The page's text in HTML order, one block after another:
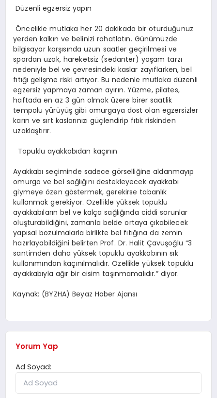
Düzenli egzersiz yapın
Öncelikle mutlaka her 20 dakikada bir oturduğunuz
yerden kalkın ve belinizi rahatlatın. Günümüzde
bilgisayar karşısında uzun saatler geçirilmesi ve
spordan uzak, hareketsiz (sedanter) yaşam tarzı
nedeniyle bel ve çevresindeki kaslar zayıflarken, bel
fıtığı gelişme riski artıyor. Bu nedenle mutlaka düzenli
egzersiz yapmaya zaman ayırın. Yüzme, pilates,
haftada en az 3 gün olmak üzere birer saatlik
tempolu yürüyüş gibi omurgaya dost olan egzersizler
karın ve sırt kaslarınızı güçlendirip fıtık riskinden
uzaklaştırır.
Topuklu ayakkabıdan kaçının
Ayakkabı seçiminde sadece görselliğine aldanmayıp
omurga ve bel sağlığını destekleyecek ayakkabı
giymeye özen göstermek, gerekirse tabanlık
kullanmak gerekiyor. Özellikle yüksek topuklu
ayakkabıların bel ve kalça sağlığında ciddi sorunlar
oluşturabildiğini, zamanla belde ortaya çıkabilecek
yapısal bozulmalarla birlikte bel fıtığına da zemin
hazırlayabildiğini belirten Prof. Dr. Halit Çavuşoğlu “3
santimden daha yüksek topuklu ayakkabının sık
kullanımından kaçınılmalıdır. Özellikle yüksek topuklu
ayakkabıyla ağır bir cisim taşınmamalıdır.” diyor.
Kaynak: (BYZHA) Beyaz Haber Ajansı
Yorum Yap
Ad Soyad: